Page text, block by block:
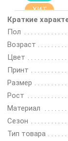
ХИТ
Цена
описание
Краткие
Пол
Возраст
Цвет
Принт
Размер
Рост
Материал
Сезон
Тип товара